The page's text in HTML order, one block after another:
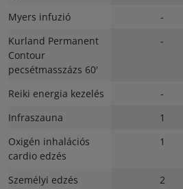
Myers infuzió
-
Kurland Permanent
Contour
pecsétmasszázs 60'
-
Reiki energia kezelés -
Infraszauna
1
Oxigén inhalációs
cardio edzés
1
Személyi edzés 2